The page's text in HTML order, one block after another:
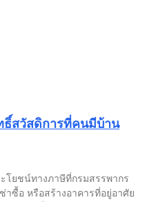
ธิ์สวัสดิการที่คนมีบ้าน
โยชน์ทางภาษีที่กรมสรรพากร
าซื้อ หรือสร้างอาคารที่อยู่อาศัย